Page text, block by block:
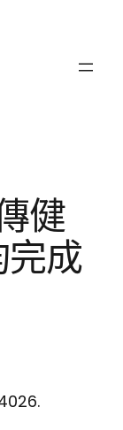
健
成